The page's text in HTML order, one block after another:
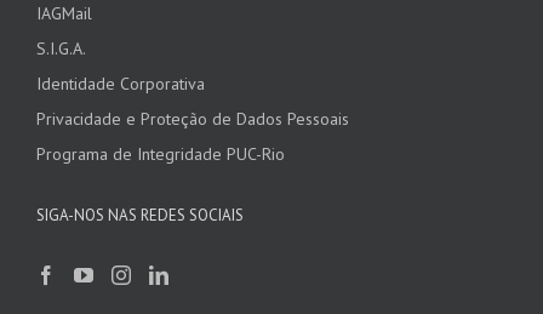
IAGMail
S.I.G.A.
Identidade Corporativa
Privacidade e Proteção de Dados Pessoais
Programa de Integridade PUC-Rio
SIGA-NOS NAS REDES SOCIAIS